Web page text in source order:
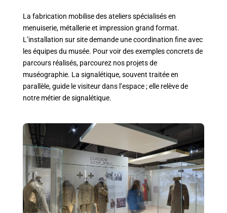
La fabrication mobilise des ateliers spécialisés en
menuiserie, métallerie et impression grand format.
L’installation sur site demande une coordination fine avec
les équipes du musée. Pour voir des exemples concrets de
parcours réalisés, parcourez nos projets de
muséographie. La signalétique, souvent traitée en
parallèle, guide le visiteur dans l’espace ; elle relève de
notre métier de signalétique.